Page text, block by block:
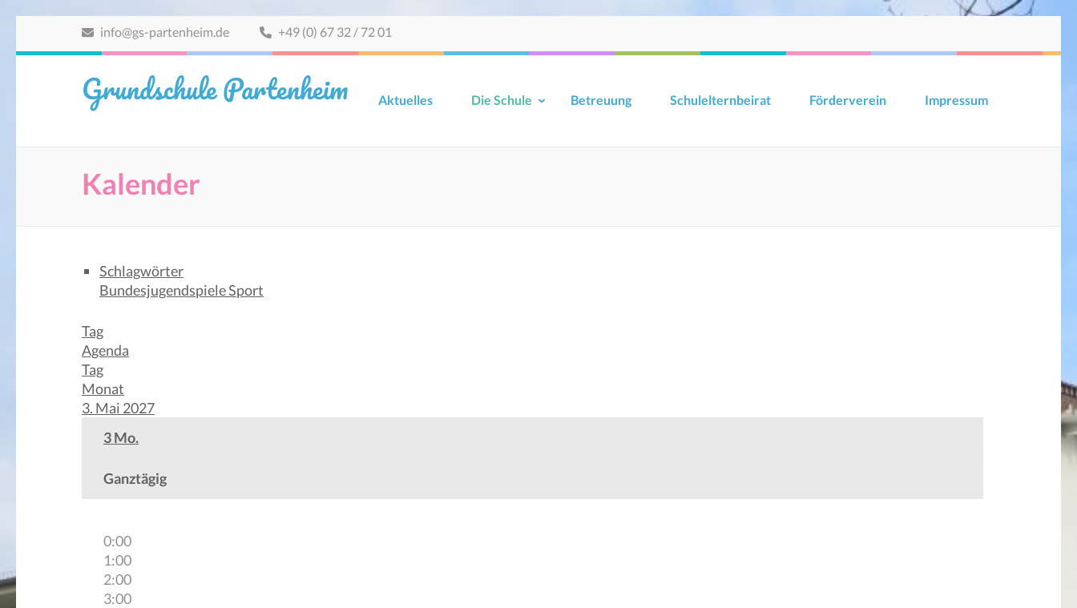
(Eingabetaste
info@gs-partenheim.de +49 (0) 67 32 / 72 01
Grundschule Partenheim Aktuelles Die Schule Betreuung Schulelternbeirat Förderverein Impressum
Kalender
Schlagwörter
BundesjugendspieleSport
Tag
Agenda
Tag
Monat
3. Mai 2027
3Mo.
Ganztägig
0:00
1:00
2:00
3:00